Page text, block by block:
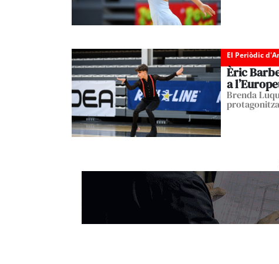
El Periòdic
Èric
a
Brenda